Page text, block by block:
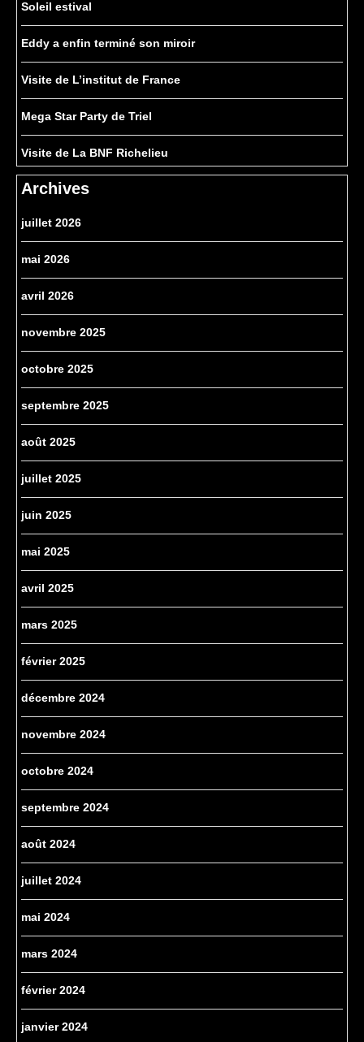
Soleil estival
Eddy a enfin terminé son miroir
Visite de L’institut de France
Mega Star Party de Triel
Visite de La BNF Richelieu
Archives
juillet 2026
mai 2026
avril 2026
novembre 2025
octobre 2025
septembre 2025
août 2025
juillet 2025
juin 2025
mai 2025
avril 2025
mars 2025
février 2025
décembre 2024
novembre 2024
octobre 2024
septembre 2024
août 2024
juillet 2024
mai 2024
mars 2024
février 2024
janvier 2024